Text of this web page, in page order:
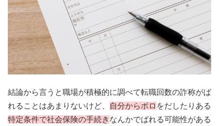
結論から言うと職場が積極的に調べて転職回数の詐称がば
れることはあまりないけど、
自分からボロ をだしたりある
特定条件で社会保険の手続き なんかでばれる可能性がある